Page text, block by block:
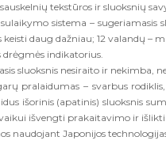
sauskelnių tekstūros ir sluoksnių
sistema – sugeriamasis
keisti daug dažniau; 12 valandų
drėgmės indikatorius.
sluoksnis nesiraito ir nekimba,
pralaidumas – svarbus
išorinis (apatinis) sluoksnis
išvengti prakaitavimo ir išlikti
naudojant Japonijos